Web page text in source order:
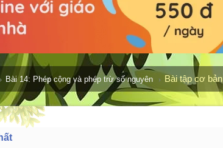
Bài 14: Phép cộng và phép trừ số nguyên Bài tập cơ bản